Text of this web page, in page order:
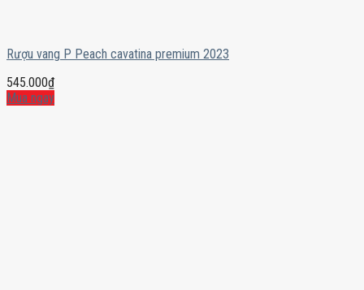
Rượu vang P Peach cavatina premium 2023
545.000₫
Mua ngay